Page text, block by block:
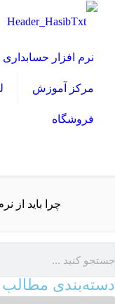
نرم افزار حسابداری
مرکز آموزش
فروشگاه
چرا باید از
دسته‌بندی مطالب